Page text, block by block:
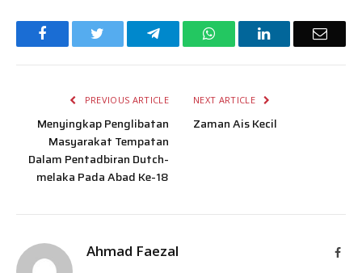
Facebook TelegramWhatsAppLinkedIn Email
PREVIOUS ARTICLE
Menyingkap Penglibatan
Masyarakat Tempatan
Dalam Pentadbiran Dutch-
melaka Pada Abad Ke-18
NEXT ARTICLE
Zaman Ais Kecil
Ahmad Faezal